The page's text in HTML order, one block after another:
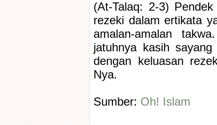
(At-Talaq: 2-3)
rezeki dalam ertikata
amalan-amalan
jatuhnya kasih
dengan keluasan
Nya.
Sumber: Oh! Islam